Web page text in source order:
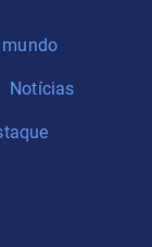
Notícias